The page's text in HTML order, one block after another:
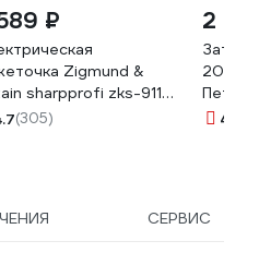
₽
Zigmund &
sharpprofi zks-911
(305)
2
4.4
СЕРВИС